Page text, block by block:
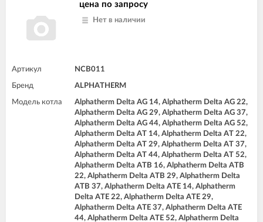
цена по запросу
Нет в наличии
Артикул NCB011
Бренд ALPHATHERM
Модель котла
Alphatherm Delta AG 14, Alphatherm Delta AG 22,
Alphatherm Delta AG 29, Alphatherm Delta AG 37,
Alphatherm Delta AG 44, Alphatherm Delta AG 52,
Alphatherm Delta AT 14, Alphatherm Delta AT 22,
Alphatherm Delta AT 29, Alphatherm Delta AT 37,
Alphatherm Delta AT 44, Alphatherm Delta AT 52,
Alphatherm Delta ATB 16, Alphatherm Delta ATB
22, Alphatherm Delta ATB 29, Alphatherm Delta
ATB 37, Alphatherm Delta ATE 14, Alphatherm
Delta ATE 22, Alphatherm Delta ATE 29,
Alphatherm Delta ATE 37, Alphatherm Delta ATE
44, Alphatherm Delta ATE 52, Alphatherm Delta